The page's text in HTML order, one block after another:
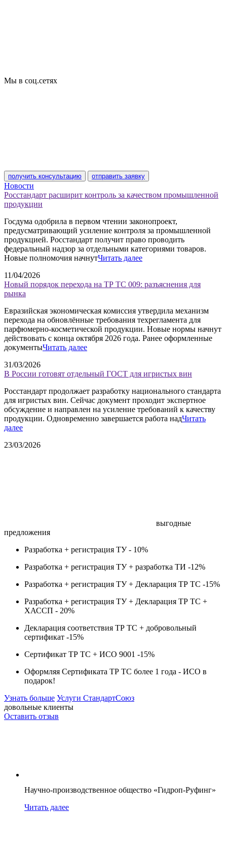
Мы в соц.сетях
получить консультацию отправить заявку
Новости
Росстандарт расширит контроль за качеством промышленной
продукции
Госдума одобрила в первом чтении законопроект,
предусматривающий усиление контроля за промышленной
продукцией. Росстандарт получит право проводить
федеральный надзор за отдельными категориями товаров.
Новые полномочия начнутЧитать далее
11/04/2026
Новый порядок перехода на ТР ТС 009: разъяснения для
рынка
Евразийская экономическая комиссия утвердила механизм
перехода на обновлённые требования техрегламента для
парфюмерно-косметической продукции. Новые нормы начнут
действовать с конца октября 2026 года. Ранее оформленные
документыЧитать далее
31/03/2026
В России готовят отдельный ГОСТ для игристых вин
Росстандарт продолжает разработку национального стандарта
для игристых вин. Сейчас документ проходит экспертное
обсуждение и направлен на усиление требований к качеству
продукции. Одновременно завершается работа надЧитать
далее
23/03/2026
выгодные
предложения
Разработка + регистрация ТУ - 10%
Разработка + регистрация ТУ + разработка ТИ -12%
Разработка + регистрация ТУ + Декларация ТР ТС -15%
Разработка + регистрация ТУ + Декларация ТР ТС +
ХАССП - 20%
Декларация соответствия ТР ТС + добровольный
сертификат -15%
Сертификат ТР ТС + ИСО 9001 -15%
Оформляя Сертификата ТР ТС более 1 года - ИСО в
подарок!
Узнать больше Услуги СтандартСоюз
довольные клиенты
Оставить отзыв
Научно-производственное общество «Гидроп-Руфинг»
Читать далее